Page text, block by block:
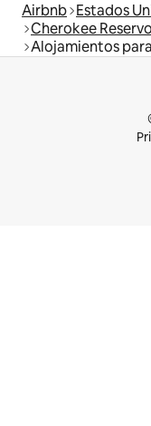
Airbnb Estados
Cherokee
Alojamientos